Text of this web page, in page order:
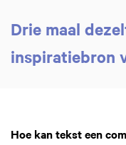
Drie maal
inspiratiebron
Hoe kan tekst een